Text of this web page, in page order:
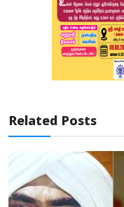
Related Posts